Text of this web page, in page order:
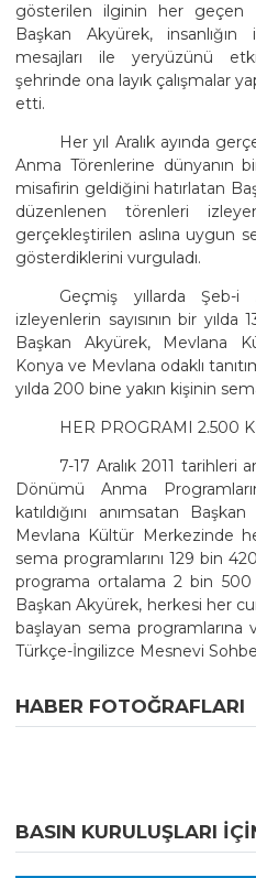
gösterilen ilginin her geçen
Başkan Akyürek,
mesajları ile yeryüzünü
şehrinde ona layık çalışmalar
etti.
Her yıl Aralık ayında
Anma Törenlerine dünyanın
misafirin geldiğini hatırlatan
düzenlenen törenleri
gerçekleştirilen aslına uygun
gösterdiklerini vurguladı.
Geçmiş yıllarda
izleyenlerin sayısının bir
Başkan Akyürek, Mevlana
Konya ve Mevlana odaklı
yılda 200 bine yakın kişinin
HER PROGRAMI 2.500
7-17 Aralık 2011 tarihleri
Dönümü Anma
katıldığını anımsatan
Mevlana Kültür Merkezinde
sema programlarını 129 bin
programa ortalama 2 bin 500
Başkan Akyürek, herkesi her
başlayan sema
Türkçe-İngilizce Mesnevi
HABER FOTOĞRAFLARI
BASIN KURULUŞLARI